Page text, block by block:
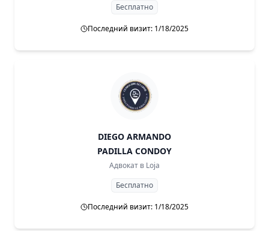
Бесплатно
Последний визит: 1/18/2025
DIEGO ARMANDO
PADILLA CONDOY
Адвокат в Loja
Бесплатно
Последний визит: 1/18/2025